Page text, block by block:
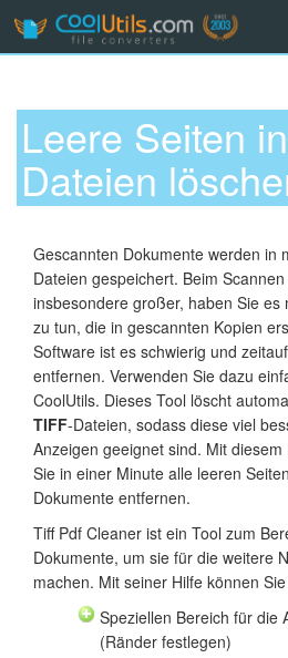
Leere Seiten
Dateien
Gescannten Dokumente werden in
Dateien gespeichert. Beim
insbesondere großer, haben Sie es
zu tun, die in gescannten Kopien
Software ist es schwierig und
entfernen. Verwenden Sie dazu
CoolUtils. Dieses Tool löscht
TIFF-Dateien, sodass diese viel
Anzeigen geeignet sind. Mit
Sie in einer Minute alle leeren
Dokumente entfernen.
Tiff Pdf Cleaner ist ein Tool zum
Dokumente, um sie für die weitere
machen. Mit seiner Hilfe können
Speziellen Bereich für die
(Ränder festlegen)